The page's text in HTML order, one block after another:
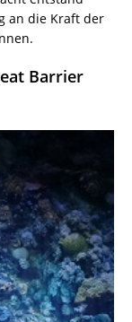
an die Kraft der
Barrier